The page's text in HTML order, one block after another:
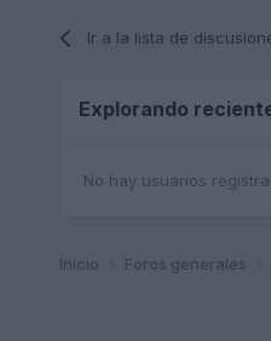
Ir a la lista de
Explorando
No hay usuarios
Inicio Foros generales